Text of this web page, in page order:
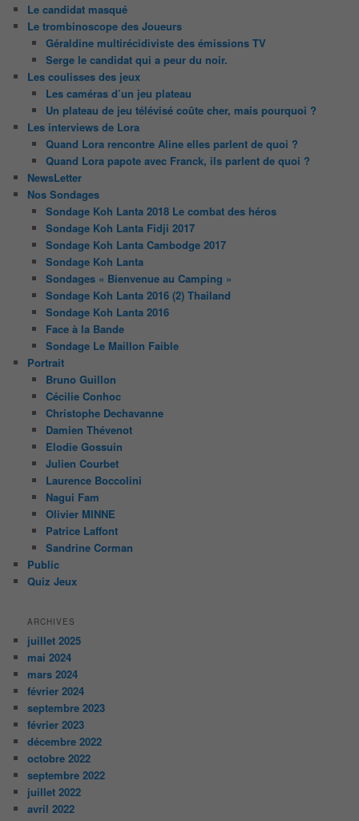
Le candidat masqué
Le trombinoscope des Joueurs
Géraldine multirécidiviste des émissions TV
Serge le candidat qui a peur du noir.
Les coulisses des jeux
Les caméras d’un jeu plateau
Un plateau de jeu télévisé coûte cher, mais pourquoi ?
Les interviews de Lora
Quand Lora rencontre Aline elles parlent de quoi ?
Quand Lora papote avec Franck, ils parlent de quoi ?
NewsLetter
Nos Sondages
Sondage Koh Lanta 2018 Le combat des héros
Sondage Koh Lanta Fidji 2017
Sondage Koh Lanta Cambodge 2017
Sondage Koh Lanta
Sondages « Bienvenue au Camping »
Sondage Koh Lanta 2016 (2) Thailand
Sondage Koh Lanta 2016
Face à la Bande
Sondage Le Maillon Faible
Portrait
Bruno Guillon
Cécilie Conhoc
Christophe Dechavanne
Damien Thévenot
Elodie Gossuin
Julien Courbet
Laurence Boccolini
Nagui Fam
Olivier MINNE
Patrice Laffont
Sandrine Corman
Public
Quiz Jeux
ARCHIVES
juillet 2025
mai 2024
mars 2024
février 2024
septembre 2023
février 2023
décembre 2022
octobre 2022
septembre 2022
juillet 2022
avril 2022